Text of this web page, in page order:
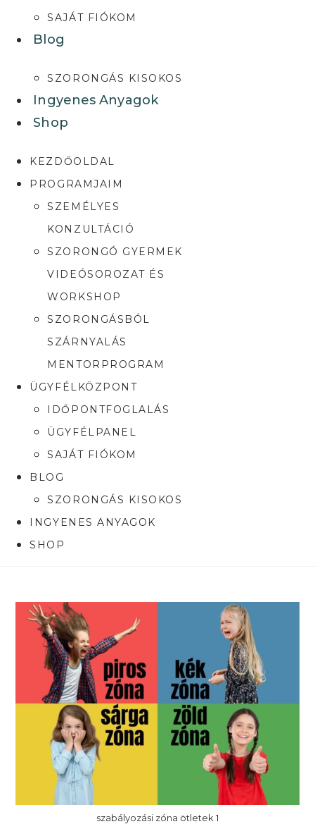
SAJÁT FIÓKOM
Blog
SZORONGÁS KISOKOS
Ingyenes Anyagok
Shop
KEZDŐOLDAL
PROGRAMJAIM
SZEMÉLYES
KONZULTÁCIÓ
SZORONGÓ GYERMEK
VIDEÓSOROZAT ÉS
WORKSHOP
SZORONGÁSBÓL
SZÁRNYALÁS
MENTORPROGRAM
ÜGYFÉLKÖZPONT
IDŐPONTFOGLALÁS
ÜGYFÉLPANEL
SAJÁT FIÓKOM
BLOG
SZORONGÁS KISOKOS
INGYENES ANYAGOK
SHOP
szabályozási zóna ötletek 1